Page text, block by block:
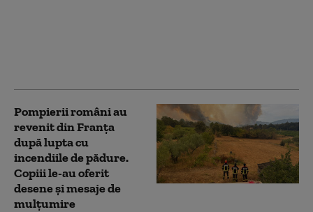
Pompierii români au
revenit din Franța
după lupta cu
incendiile de pădure.
Copiii le-au oferit
desene și mesaje de
mulțumire